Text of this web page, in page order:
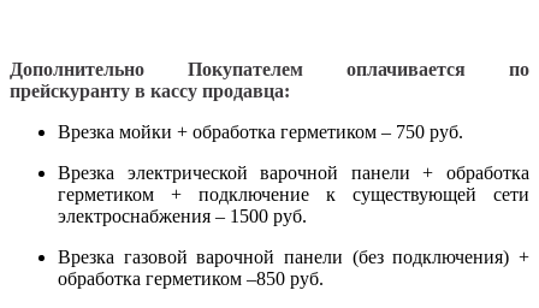
Дополнительно Покупателем оплачивается по
прейскуранту в кассу продавца:
Врезка мойки + обработка герметиком – 750 руб.
Врезка электрической варочной панели + обработка
герметиком + подключение к существующей сети
электроснабжения – 1500 руб.
Врезка газовой варочной панели (без подключения) +
обработка герметиком –850 руб.